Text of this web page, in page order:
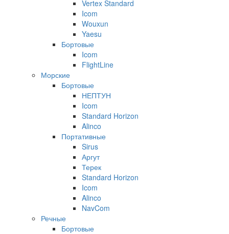
Vertex Standard
Icom
Wouxun
Yaesu
Бортовые
Icom
FlightLine
Морские
Бортовые
НЕПТУН
Icom
Standard Horizon
Alinco
Портативные
Sirus
Аргут
Терек
Standard Horizon
Icom
Alinco
NavCom
Речные
Бортовые